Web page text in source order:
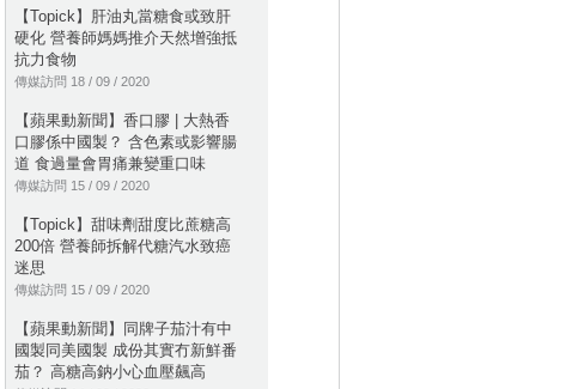
【Topick】肝油丸當糖食或致肝
硬化 營養師媽媽推介天然增強抵
抗力食物
傳媒訪問 18 / 09 / 2020
【蘋果動新聞】香口膠 | 大熱香
口膠係中國製？ 含色素或影響腸
道 食過量會胃痛兼變重口味
傳媒訪問 15 / 09 / 2020
【Topick】甜味劑甜度比蔗糖高
200倍 營養師拆解代糖汽水致癌
迷思
傳媒訪問 15 / 09 / 2020
【蘋果動新聞】同牌子茄汁有中
國製同美國製 成份其實冇新鮮番
茄？ 高糖高鈉小心血壓飆高